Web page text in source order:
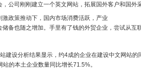
，公司刚刚建立一个英文网站，拓展国外客户和国外
政策推动下，国内市场消费活跃，产业
储备也随之增加。手里有了钱的外贸企业，尝试从
设分析结果显示，约4成的企业在建设中文网站的
的本土企业数量同比增长71.5%。